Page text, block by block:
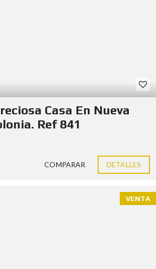
Casa En Nueva
Ref 841
COMPARAR DETALLES
VENTA